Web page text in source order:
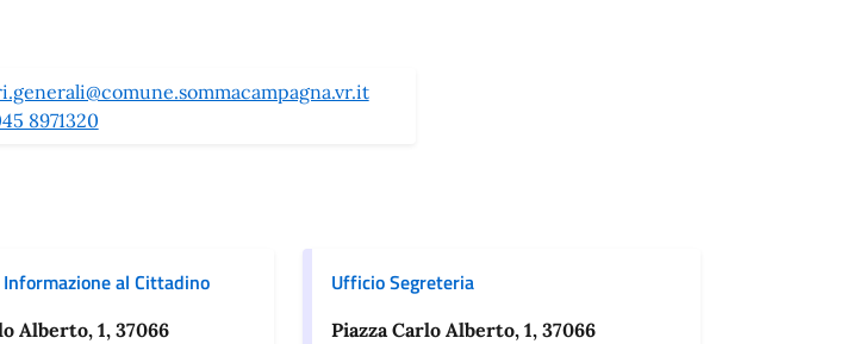
8971320
al Cittadino
Alberto, 1, 37066
Ufficio Segreteria
Piazza Carlo Alberto, 1, 37066